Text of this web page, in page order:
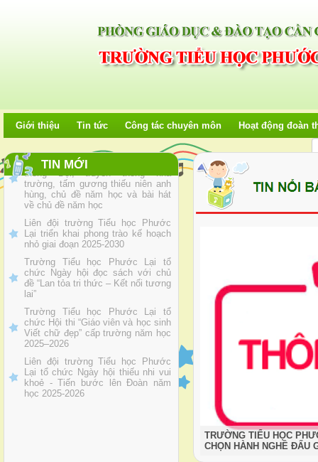
Giới thiệu Tin tức Công tác chuyên môn Hoạt động đoàn
TIN MỚI
Trường Tiểu học Phước Lại tổ
chức Ngày hội STEM với chủ đề
“Khơi nguồn sáng tạo”
tổ chức buổi giao lưu về truyền
thống Đội, truyền thống nhà
trường, tấm gương thiếu niên anh
hùng, chủ đề năm học và bài hát
về chủ đề năm học
Liên đội trường Tiểu học Phước
Lại triển khai phong trào kế hoạch
nhỏ giai đoạn 2025-2030
Trường Tiểu học Phước Lại tổ
chức Ngày hội đọc sách với chủ
đề “Lan tỏa tri thức – Kết nối tương
lai”
Trường Tiểu học Phước Lại tổ
chức Hội thi “Giáo viên và học sinh
Viết chữ đẹp” cấp trường năm học
2025–2026
Liên đội trường Tiểu học Phước
Lại tổ chức Ngày hội thiếu nhi vui
khoẻ - Tiến bước lên Đoàn năm
học 2025-2026
TRƯỜNG TIỂU HỌC
CHỌN HÀNH NGHỀ ĐẤU